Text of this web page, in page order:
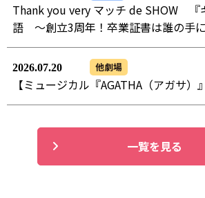
Thank you very マッチ de SHOW 『
語 ～創立3周年！卒業証書は誰の手に
2026.07.20 他劇場
【ミュージカル『AGATHA（アガサ
一覧を見る